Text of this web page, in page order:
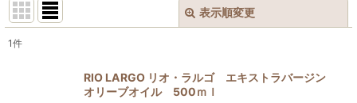
表示順変更
1件
RIO LARGO リオ・ラルゴ エキストラバージン
オリーブオイル 500ｍｌ